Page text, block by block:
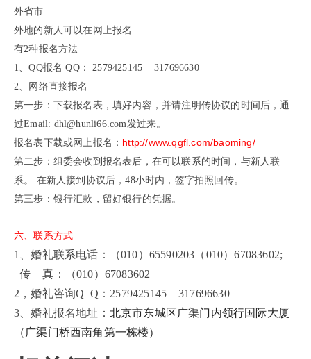
外省市
外地的新人可以在网上报名
有2种报名方法
1、QQ报名 QQ： 2579425145 317696630
2、网络直接报名
第一步：下载报名表，填好内容，并请注明传协议的时间后，通
过Email: dhl@hunli66.com 发过来。
报名表下载或网上报名： http://www.qgfl.com/baoming/
第二步：组委会收到报名表后，在可以联系的时间，与新人联
系。 在新人接到协议后，48小时内，签字拍照回传。
第三步：银行汇款，留好银行的凭据。
六、联系方式
1、婚礼联系电话：（010）65590203（010）67083602;
传 真：（010）67083602
2，婚礼咨询Q Q：2579425145 317696630
3、婚礼报名地址： 北京市东城区广渠门内领行国际大厦
（广渠门桥西南角第一栋楼）